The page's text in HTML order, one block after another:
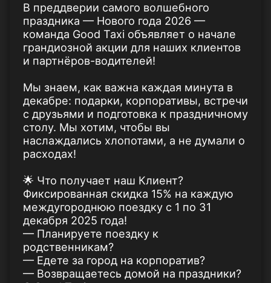
В преддверии самого волшебного
праздника — Нового года 2026 —
команда Good Taxi объявляет о начале
грандиозной акции для наших клиентов
и партнёров-водителей!
Мы знаем, как важна каждая минута в
декабре: подарки, корпоративы, встречи
с друзьями и подготовка к праздничному
столу. Мы хотим, чтобы вы
наслаждались хлопотами, а не думали о
расходах!
🌟 Что получает наш Клиент?
Фиксированная скидка 15% на каждую
междугороднюю поездку с 1 по 31
декабря 2025 года!
— Планируете поездку к
родственникам?
— Едете за город на корпоратив?
— Возвращаетесь домой на праздники?